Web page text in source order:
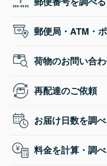
郵便局・ATM・
荷物のお問い合
再配達のご依頼
お届け日数を調
料金を計算・調